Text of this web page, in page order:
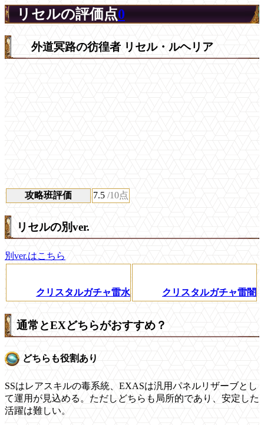
リセルの評価点0
外道冥路の彷徨者 リセル・ルヘリア
攻略班評価 7.5 /10点
リセルの別ver.
別ver.はこちら
クリスタルガチャ雷水 クリスタルガチャ雷闇
通常とEXどちらがおすすめ？
どちらも役割あり
SSはレアスキルの毒系統、EXASは汎用パネルリザーブとし
て運用が見込める。ただしどちらも局所的であり、安定した
活躍は難しい。